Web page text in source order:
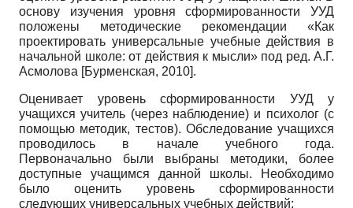
основу изучения уровня сформированности УУД
положены методические рекомендации «Как
проектировать универсальные учебные действия в
начальной школе: от действия к мысли» под ред. А.Г.
Асмолова [Бурменская, 2010].
Оценивает уровень сформированности УУД у
учащихся учитель (через наблюдение) и психолог (с
помощью методик, тестов). Обследование учащихся
проводилось в начале учебного года.
Первоначально были выбраны методики, более
доступные учащимся данной школы. Необходимо
было оценить уровень сформированности
следующих универсальных учебных действий: